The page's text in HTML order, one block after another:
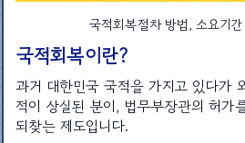
국적회복절차 방법, 소요기
국적회복이란?
과거 대한민국 국적을 가지고 있다가
적이 상실된 분이, 법무부장관의 허가
되찾는 제도입니다.